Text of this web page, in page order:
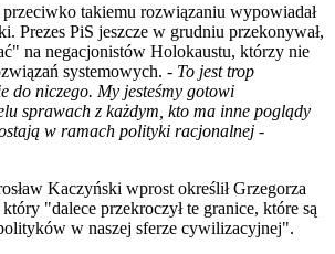
takiemu rozwiązaniu wypowiadał
Prezes PiS jeszcze w grudniu przekonywał,
na negacjonistów Holokaustu, którzy nie
systemowych. - To jest trop
do niczego. My jesteśmy gotowi
sprawach z każdym, kto ma inne poglądy
w ramach polityki racjonalnej -
Kaczyński wprost określił Grzegorza
"dalece przekroczył te granice, które są
w naszej sferze cywilizacyjnej".